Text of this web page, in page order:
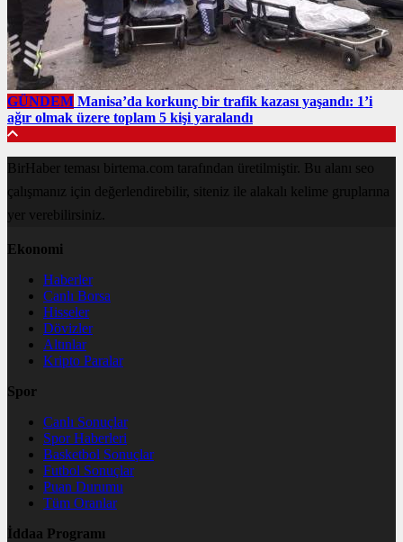
GÜNDEM Manisa’da korkunç bir trafik kazası yaşandı: 1’i
ağır olmak üzere toplam 5 kişi yaralandı
BirHaber teması birtema.com tarafından üretilmiştir. Bu alanı seo
çalışmanız için değerlendirebilir, siteniz ile alakalı kelime gruplarına
yer verebilirsiniz.
Ekonomi
Haberler
Canlı Borsa
Hisseler
Dövizler
Altınlar
Kripto Paralar
Spor
Canlı Sonuçlar
Spor Haberleri
Basketbol Sonuçlar
Futbol Sonuçlar
Puan Durumu
Tüm Oranlar
İddaa Programı